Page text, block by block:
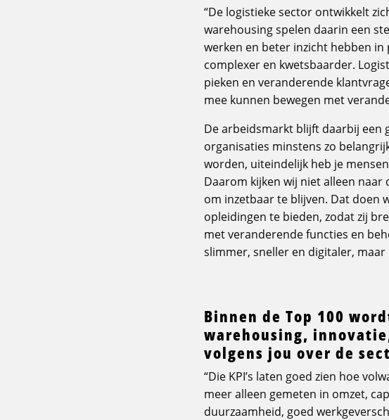
“De logistieke sector ontwikkelt
warehousing spelen daarin een
werken en beter inzicht hebben
complexer en kwetsbaarder.
pieken en veranderende
mee kunnen bewegen met
De arbeidsmarkt blijft daarbij een
organisaties minstens zo
worden, uiteindelijk heb je
Daarom kijken wij niet alleen naar
om inzetbaar te blijven. Dat doen
opleidingen te bieden, zodat zij
met veranderende functies en
slimmer, sneller en digitaler,
Binnen de Top 100
warehousing,
volgens jou over de
“Die KPI’s laten goed zien hoe
meer alleen gemeten in omzet,
duurzaamheid, goed